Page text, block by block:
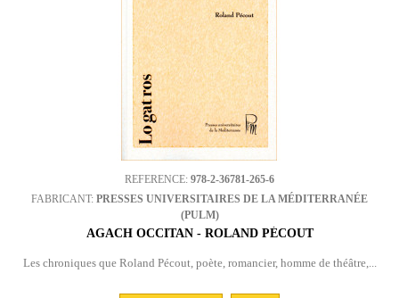
REFERENCE: 978-2-36781-265-6
FABRICANT: PRESSES UNIVERSITAIRES DE LA MÉDITERRANÉE
(PULM)
AGACH OCCITAN - ROLAND PÉCOUT
Les chroniques que Roland Pécout, poète, romancier, homme de théâtre,...